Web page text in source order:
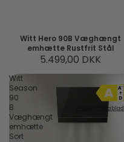
Witt Hero 90B Væghængt
emhætte Rustfrit Stål
5.499,00 DKK
Witt
Season
90
B
Væghængt
emhætte
Sort
Produktdatablad